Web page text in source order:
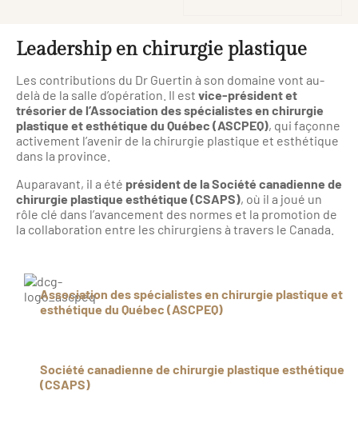
Leadership en chirurgie plastique
Les contributions du Dr Guertin à son domaine vont au-
delà de la salle d’opération. Il est vice-président et
trésorier de l’Association des spécialistes en chirurgie
plastique et esthétique du Québec (ASCPEQ), qui façonne
activement l’avenir de la chirurgie plastique et esthétique
dans la province.
Auparavant, il a été président de la Société canadienne de
chirurgie plastique esthétique (CSAPS), où il a joué un
rôle clé dans l’avancement des normes et la promotion de
la collaboration entre les chirurgiens à travers le Canada.
Association des spécialistes en chirurgie plastique et
esthétique du Québec (ASCPEQ)
Société canadienne de chirurgie plastique esthétique
(CSAPS)